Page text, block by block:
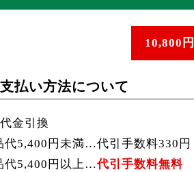
10,800
払い方法について
金引換
代5,400円未満…代引手数料330円
代5,400円以上…代引手数料無料